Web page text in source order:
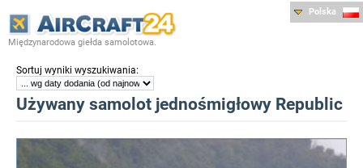
Międzynarodowa giełda samolotowa.
Polska
Sortuj wyniki wyszukiwania:
Używany samolot jednośmigłowy Republic